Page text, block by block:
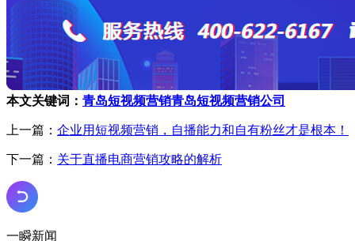
本文关键词： 青岛短视频营销青岛短视频营销公司
上一篇： 企业用短视频营销，自播能力和自有粉丝才是根本！
下一篇： 关于直播电商营销攻略的解析
一瞬新闻